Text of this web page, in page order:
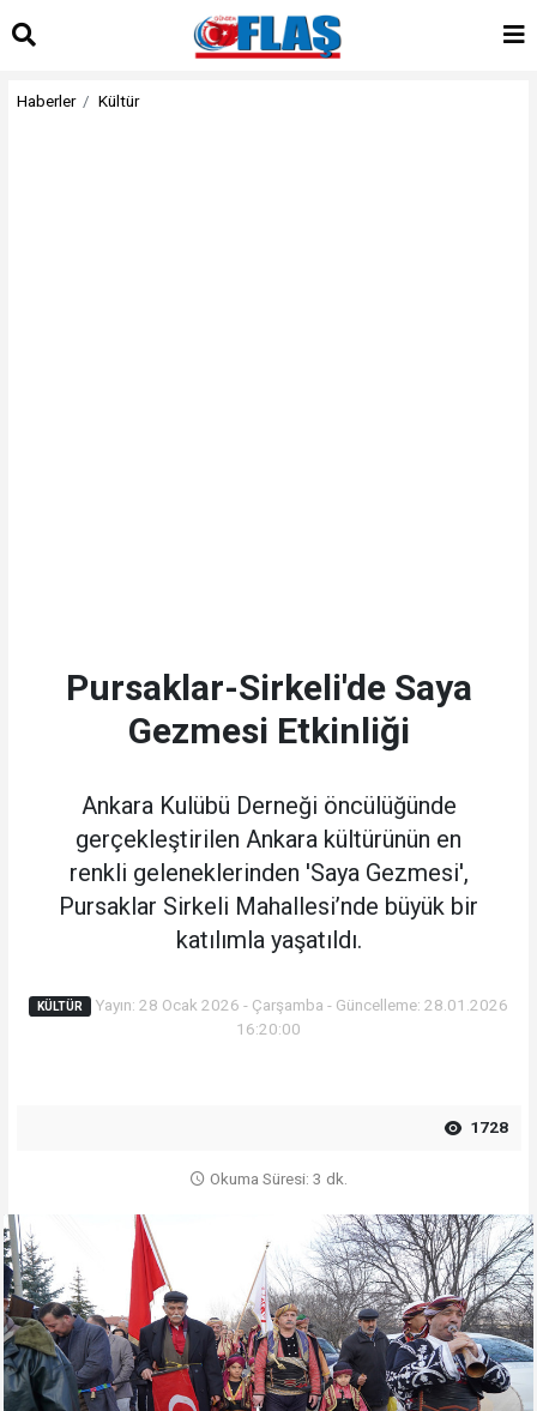
Haberler Kültür
Pursaklar-Sirkeli'de Saya
Gezmesi Etkinliği
Ankara Kulübü Derneği öncülüğünde
gerçekleştirilen Ankara kültürünün en
renkli geleneklerinden 'Saya Gezmesi',
Pursaklar Sirkeli Mahallesi’nde büyük bir
katılımla yaşatıldı.
KÜLTÜR
Yayın: 28 Ocak 2026 - Çarşamba - Güncelleme: 28.01.2026
16:20:00
1728
Okuma Süresi: 3 dk.